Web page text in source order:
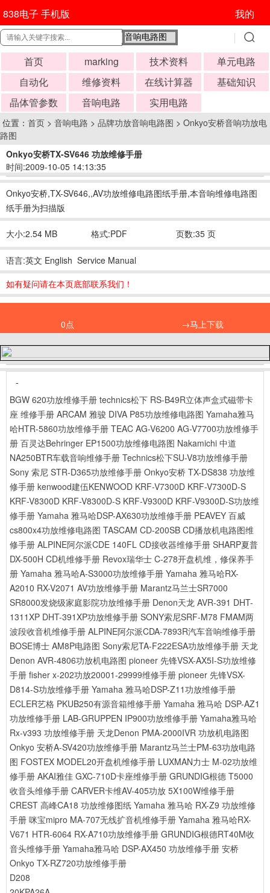
838电子 手机版 我的
首页 marking 技术资料
单元电路
自动化
维修资料 在线计算器
基础知识
晶体管参数
音响电路 实用电路
位置： 首页 > 音响电路 > 品牌功放音响电路图 > Onkyo安桥音响功放电
路图
Onkyo安桥TX-SV646 功放维修手册
时间:2009-10-05 14:13:35
Onkyo安桥,TX-SV646,,AV功放维修电路图纸手册,本音响维修电路图
纸手册为扫描版
大小:2.54 MB 格式:PDF 页数:35 页
语言:英文 English Service Manual
如有疑问请在本页底部联系我们！
0点 →马上下载
-
BGW 620功放维修手册 technics松下 RS-B49R立体声盒式磁带卡
座 维修手册 ARCAM 雅骏 DIVA P85功放维修电路图 Yamaha雅马
哈HTR-5860功放维修手册 TEAC AG-V6200 AG-V7700功放维修手
册 百灵达Behringer EP1500功放维修电路图 Nakamichi 中道
NA250BTR车载音响维修手册 Technics松下SU-V8功放维修手册
Sony 索尼 STR-D365功放维修手册 Onkyo安桥 TX-DS838 功放维
修手册 kenwood建伍KENWOOD KRF-V7300D KRF-V7300D-S
KRF-V8300D KRF-V8300D-S KRF-V9300D KRF-V9300D-S功放维
修手册 Yamaha 雅马哈DSP-AX630功放维修手册 PEAVEY 百威
cs800x4功放维修电路图 TASCAM CD-200SB CD播放机电路图维
修手册 ALPINE阿尔派CDE 140FL CD接收器维修手册 SHARP夏普
DX-500H CD机维修手册 Revox瑞华士 C-278开盘机维，修保养手
册 Yamaha 雅马哈A-S3000功放维修手册 Yamaha 雅马哈RX-
A2010 RX-V2071 AV功放维修手册 Marantz马兰士SR7000
SR8000发烧级家庭影院功放维修手册 Denon天龙 AVR-391 DHT-
1311XP DHT-391XP功放维修手册 SONY索尼SRF-M78 FMAM两
波段收音机维修手册 ALPINE阿尔派CDA-7893R汽车音响维修手册
BOSE博士 AM8P电路图 Sony索尼TA-F222ESA功放维修手册 天龙
Denon AVR-4806功放机电路图 pioneer 先锋VSX-AX5I-S功放维修
手册 fisher x-202功放20001-29999维修手册 pioneer 先锋VSX-
D814-S功放维修手册 Yamaha 雅马哈DSP-Z11功放维修手册
ECLER艺格 PKUB250有源音箱维修手册 Yamaha 雅马哈 DSP-AZ1
功放维修手册 LAB-GRUPPEN IP900功放维修手册 Yamaha雅马哈
Rx-v393 功放维修手册 天龙Denon PMA-2000IVR 功放机电路图
Onkyo 安桥A-SV420功放维修手册 Marantz马兰士PM-63功放电路
图 FOSTEX MODEL20开盘机维修手册 LUXMAN力士 M-02功放维
修手册 AKAI雅佳 GXC-710D卡座维修手册 GRUNDIG根德 T5000
收音头维修手册 CARVER卡维AV-405功放 5X100W维修手册
CREST 高峰CA18 功放维修图纸 Yamaha 雅马哈 RX-Z9 功放维修
手册 咪宝mipro MA-707无线扩音机维修手册 Yamaha 雅马哈RX-
V671 HTR-6064 RX-A710功放维修手册 GRUNDIG根德RT40M收
音头维修手册 Yamaha雅马哈 DSP-AX450 功放维修手册 安桥
Onkyo TX-RZ720功放维修手册
D208